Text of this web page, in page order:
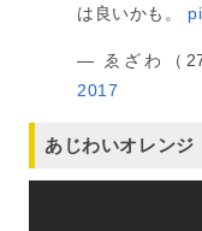
は良いかも。
— ゑざわ（
2017
あじわいオレンジ